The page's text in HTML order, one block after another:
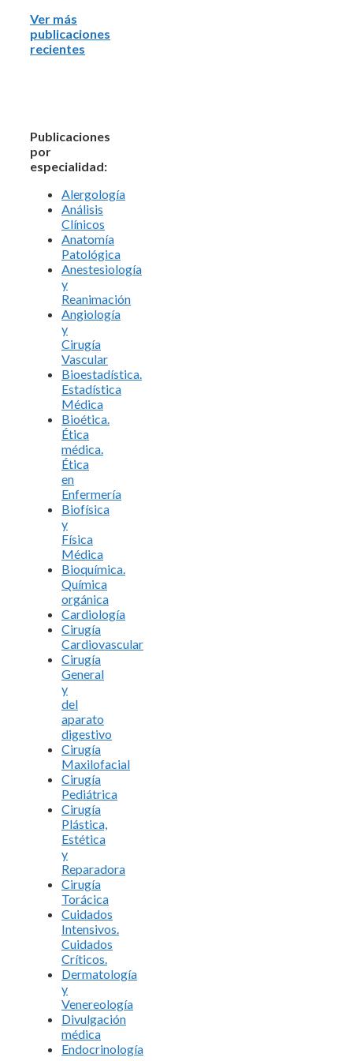
Ver más
publicaciones
recientes
Publicaciones
por
especialidad:
Alergología
Análisis
Clínicos
Anatomía
Patológica
Anestesiología
y
Reanimación
Angiología
y
Cirugía
Vascular
Bioestadística.
Estadística
Médica
Bioética.
Ética
médica.
Ética
en
Enfermería
Biofísica
y
Física
Médica
Bioquímica.
Química
orgánica
Cardiología
Cirugía
Cardiovascular
Cirugía
General
y
del
aparato
digestivo
Cirugía
Maxilofacial
Cirugía
Pediátrica
Cirugía
Plástica,
Estética
y
Reparadora
Cirugía
Torácica
Cuidados
Intensivos.
Cuidados
Críticos.
Dermatología
y
Venereología
Divulgación
médica
Endocrinología